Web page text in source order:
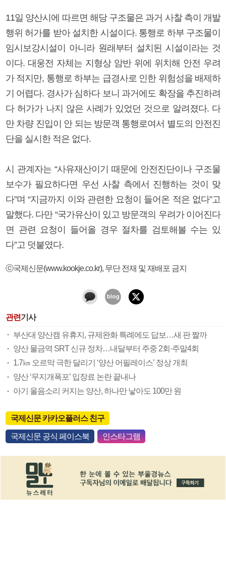
11일 양산시에 따르면 해당 구조물은 과거 사찰 측이 개발
행위 허가를 받아 설치한 시설이다. 통행로 하부 구조물이
임시보강시설이 아니라 원래부터 설치된 시설이라는 것
이다. 대웅전 자체는 지형상 암반 위에 위치해 안전 우려
가 적지만, 통행로 하부는 급경사로 인한 위험성을 배제하
기 어렵다. 경사가 심하다 보니 과거에도 확장을 추진하려
다 허가가 나지 않은 사례가 있었던 것으로 알려졌다. 다
만 차량 진입이 안 되는 방문객 통행로여서 별도의 안전진
단을 실시한 적은 없다.
시 관계자는 “사유재산이기 때문에 안전진단이나 구조물
보수가 필요하다면 우선 사찰 측에서 진행하는 것이 맞
다”며 “지금까지 이와 관련한 요청이 들어온 적은 없다”고
말했다. 다만 “국가유산이 있고 방문객의 우려가 이어진다
면 관련 요청이 들어올 경우 절차를 검토해볼 수는 있
다”고 덧붙였다.
ⓒ국제신문(www.kookje.co.kr), 무단 전재 및 재배포 금지
관련기사
부산대 양산캠 유휴지, 규제완화 특례에도 답보…새 판 짤까
양산 물금역 SRT 신규 정차…내달부터 주중 2회·주말4회
1.7㎞ 오르막 극한 달리기 ‘양산 어필레이스’ 정상 개최
양산 ‘무지개폭포’ 입장료 논란 끝내나
아기 울음소리 커지는 양산, 하나만 낳아도 100만 원
국제신문 카카오플러스 친구
국제신문 공식 페이스북 인스타그램